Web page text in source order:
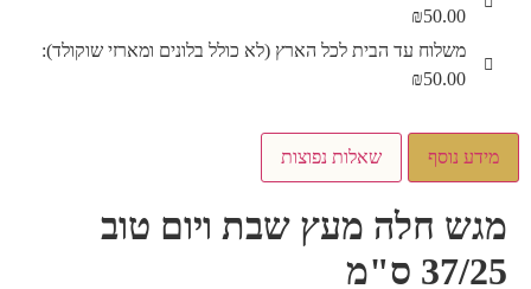
₪50.00
משלוח עד הבית לכל הארץ (לא כולל בלונים ומארזי שוקולד):
₪50.00
מידע נוסף שאלות נפוצות
מגש חלה מעץ שבת ויום טוב
37/25 ס"מ